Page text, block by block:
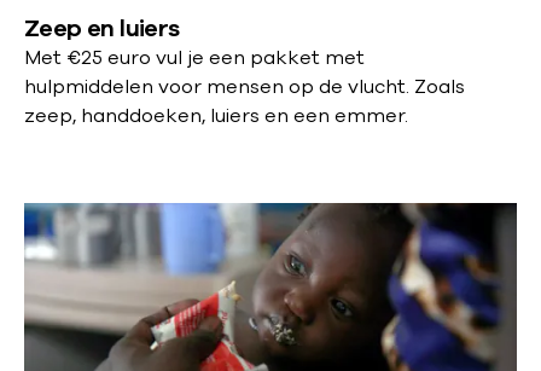
Zeep en luiers
Met €25 euro vul je een pakket met
hulpmiddelen voor mensen op de vlucht. Zoals
zeep, handdoeken, luiers en een emmer.